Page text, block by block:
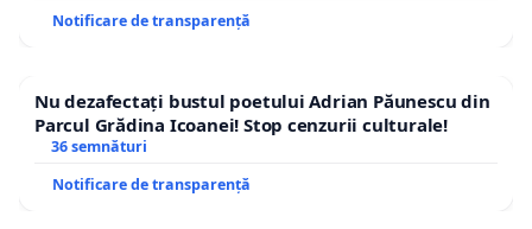
Notificare de transparență
Nu dezafectați bustul poetului Adrian Păunescu din
Parcul Grădina Icoanei! Stop cenzurii culturale!
36 semnături
Notificare de transparență